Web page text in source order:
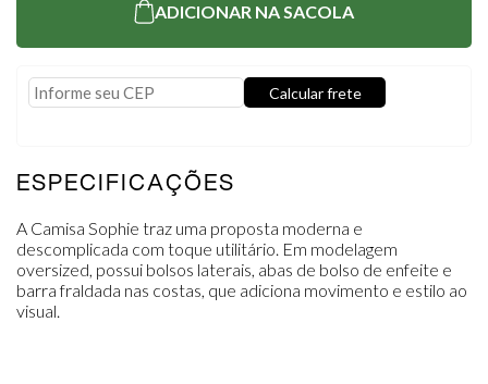
ADICIONAR NA SACOLA
Calcular frete
ESPECIFICAÇÕES
A Camisa Sophie traz uma proposta moderna e
descomplicada com toque utilitário. Em modelagem
oversized, possui bolsos laterais, abas de bolso de enfeite e
barra fraldada nas costas, que adiciona movimento e estilo ao
visual.